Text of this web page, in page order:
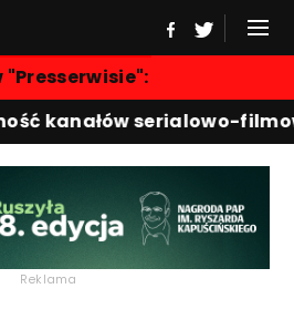
"Presserwisie":
kanałów serialowo-
Reklama